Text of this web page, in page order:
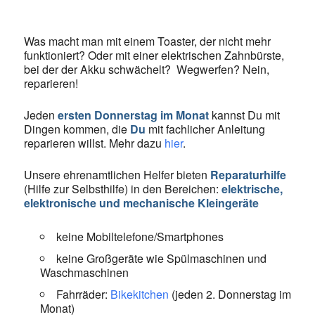
Was macht man mit einem Toaster, der nicht mehr
funktioniert? Oder mit einer elektrischen Zahnbürste,
bei der der Akku schwächelt? Wegwerfen? Nein,
reparieren!
Jeden ersten Donnerstag im Monatkannst Du mit
Dingen kommen, die Du mit fachlicher Anleitung
reparieren willst. Mehr dazu hier.
Unsere ehrenamtlichen Helfer bieten Reparaturhilfe
(Hilfe zur Selbsthilfe) in den Bereichen: elektrische,
elektronische und mechanische Kleingeräte
keine Mobiltelefone/Smartphones
keine Großgeräte wie Spülmaschinen und
Waschmaschinen
Fahrräder: Bikekitchen (jeden 2. Donnerstag im
Monat)